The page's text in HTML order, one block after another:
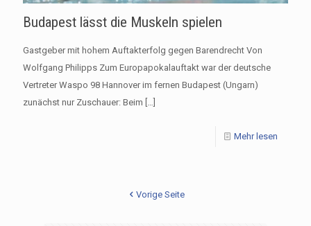
Budapest lässt die Muskeln spielen
Gastgeber mit hohem Auftakterfolg gegen Barendrecht Von
Wolfgang Philipps Zum Europapokalauftakt war der deutsche
Vertreter Waspo 98 Hannover im fernen Budapest (Ungarn)
zunächst nur Zuschauer: Beim […]
Mehr lesen
Vorige Seite